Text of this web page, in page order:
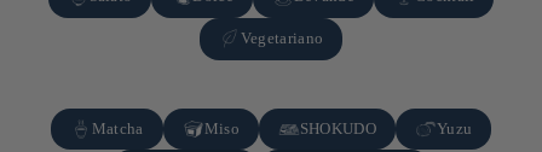
Vegetariano
Matcha Miso SHOKUDO Yuzu